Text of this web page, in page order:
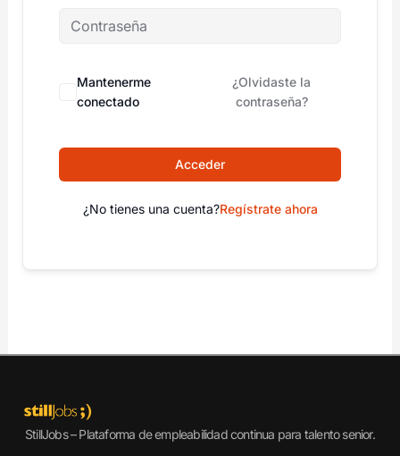
Mantenerme
conectado
¿Olvidaste la
contraseña?
Acceder
¿No tienes una cuenta?Regístrate ahora
StillJobs – Plataforma de empleabilidad continua para talento senior.